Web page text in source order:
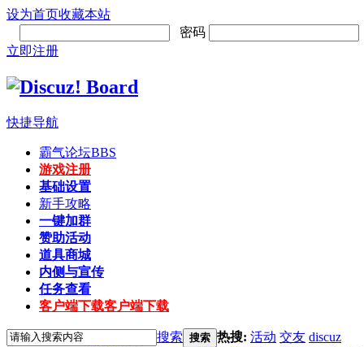
设为首页收藏本站
密码
立即注册
快捷导航
霸气论坛BBS
游戏注册
基础设置
新手攻略
一键加群
赞助活动
道具商城
内侧与宣传
任务查看
客户端下载客户端下载
搜索 搜索 热搜: 活动 交友 discuz